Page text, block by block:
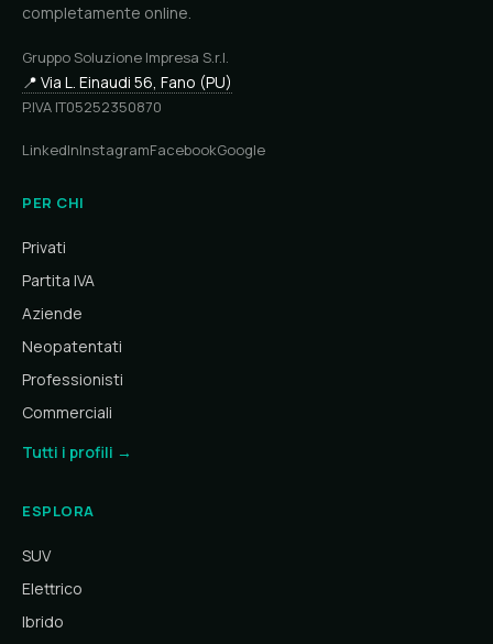
completamente online.
Gruppo Soluzione Impresa S.r.l.
📍 Via L. Einaudi 56, Fano (PU)
P.IVA IT05252350870
LinkedInInstagramFacebookGoogle
PER CHI
Privati
Partita IVA
Aziende
Neopatentati
Professionisti
Commerciali
Tutti i profili →
ESPLORA
SUV
Elettrico
Ibrido